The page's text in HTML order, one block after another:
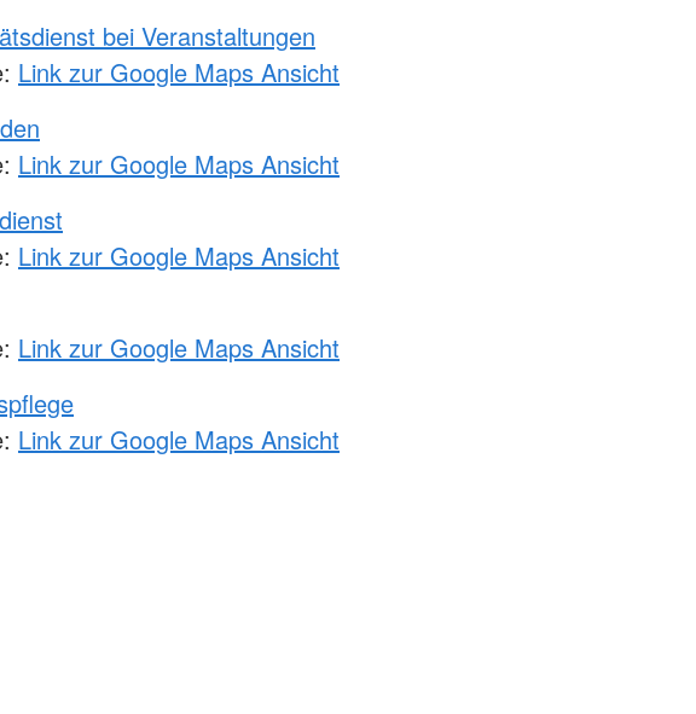
bei Veranstaltungen
Link zur Google Maps Ansicht
Link zur Google Maps Ansicht
Link zur Google Maps Ansicht
Link zur Google Maps Ansicht
Link zur Google Maps Ansicht